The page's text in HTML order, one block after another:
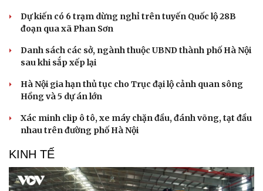
Cải chính
Dự kiến có 6 trạm dừng nghỉ trên tuyến Quốc lộ 28B
đoạn qua xã Phan Sơn
Danh sách các sở, ngành thuộc UBND thành phố Hà Nội
sau khi sắp xếp lại
Hà Nội gia hạn thủ tục cho Trục đại lộ cảnh quan sông
Hồng và 5 dự án lớn
Xác minh clip ô tô, xe máy chặn đầu, đánh võng, tạt đầu
nhau trên đường phố Hà Nội
KINH TẾ